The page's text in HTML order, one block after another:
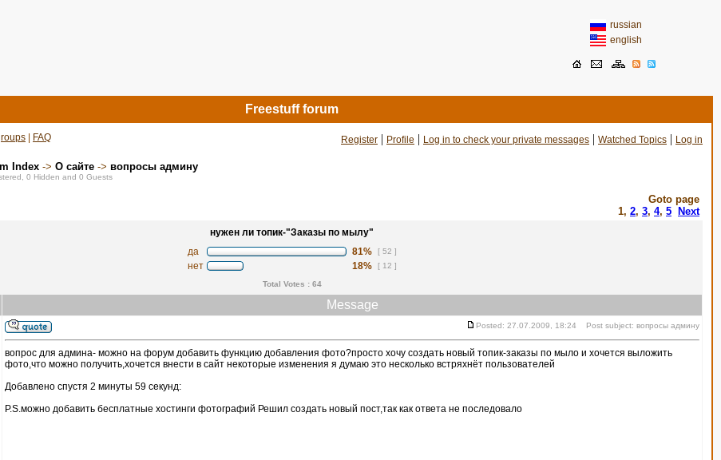
russian
english
Freestuff forum
FAQ Register | Profile | Log in to check your private messages | Watched Topics | Log in
Index -> О сайте -> вопросы админу
0 Hidden and 0 Guests
Goto page
1, 2, 3, 4, 5 Next
нужен ли топик-"Заказы по мылу"
да
81% [ 52 ]
нет 18% [ 12 ]
Total Votes : 64
Message
Posted: 27.07.2009, 18:24 Post subject: вопросы админу
вопрос для админа- можно на форум добавить функцию добавления фото?просто хочу создать новый топик-заказы по мыло и хочется выложить
фото,что можно получить,хочется внести в сайт некоторые изменения я думаю это несколько встряхнёт пользователей
Добавлено спустя 2 минуты 59 секунд:
P.S.можно добавить бесплатные хостинги фотографий Решил создать новый пост,так как ответа не последовало